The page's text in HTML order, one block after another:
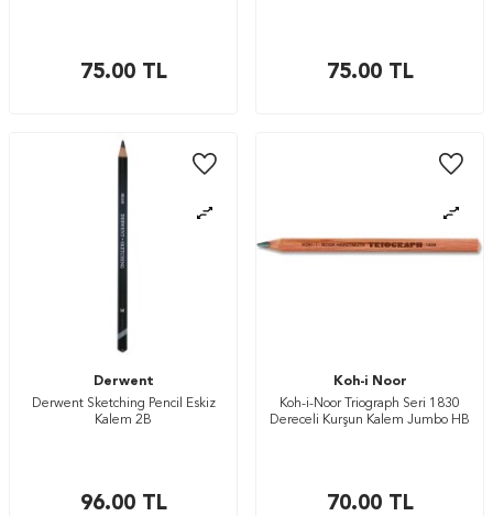
75.00TL 75.00TL
Derwent
Derwent Sketching Pencil Eskiz
Kalem 2B
96.00TL
Koh-i Noor
Koh-i-Noor Triograph Seri 1830
Dereceli Kurşun Kalem Jumbo HB
70.00TL